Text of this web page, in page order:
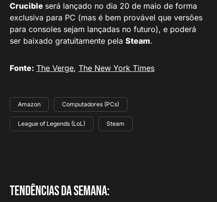
Crucible será lançado no dia 20 de maio de forma
exclusiva para PC (mas é bem provável que versões
para consoles sejam lançadas no futuro), e poderá
ser baixado gratuitamente pela Steam.
Fonte: The Verge, The New York Times
Amazon Computadores (PCs)
League of Legends (LoL) Steam
Tendências da semana: